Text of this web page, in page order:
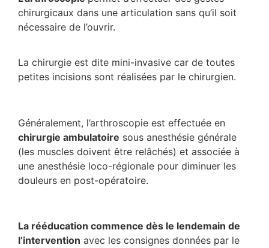
chirurgicaux dans une articulation sans qu’il soit
nécessaire de l’ouvrir.
La chirurgie est dite mini-invasive car de toutes
petites incisions sont réalisées par le chirurgien.
Généralement, l’arthroscopie est effectuée en
chirurgie ambulatoire sous anesthésie générale
(les muscles doivent être relâchés) et associée à
une anesthésie loco-régionale pour diminuer les
douleurs en post-opératoire.
La rééducation commence dès le lendemain de
l’intervention avec les consignes données par le